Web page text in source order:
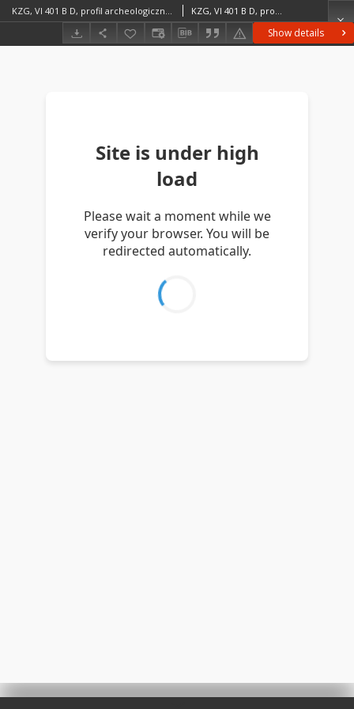
Show details
KZG, VI 401 B D, profil archeologiczny N wykopu KZG, VI 401 B D, profil archeologiczny N wykopu średniowiecze wczesne